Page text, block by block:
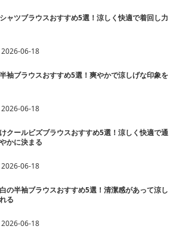
ャツブラウスおすすめ5選！涼しく快適で着回し力
2026-06-18
袖ブラウスおすすめ5選！爽やかで涼しげな印象を
2026-06-18
クールビズブラウスおすすめ5選！涼しく快適で通
かに決まる
2026-06-18
の半袖ブラウスおすすめ5選！清潔感があって涼し
る
2026-06-18